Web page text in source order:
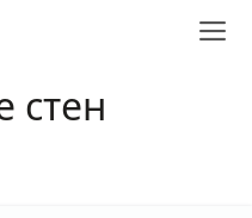
стен